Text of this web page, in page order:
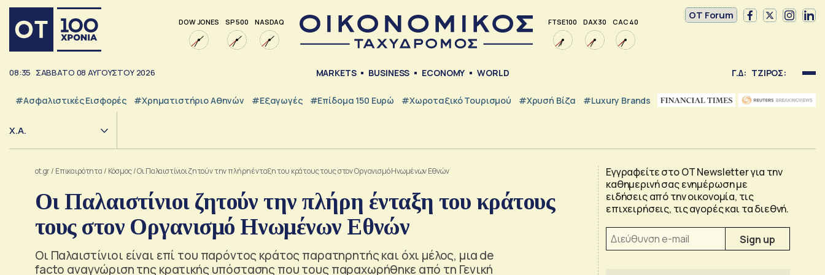
DOW JONES SP 500 NASDAQ FTSE 100 DAX 30 CAC 40
OT Forum
08:35 ΣΑΒΒΑΤΟ 08 ΑΥΓΟΥΣΤΟΥ 2026 MARKETS BUSINESS ECONOMY WORLD Γ.Δ: ΤΖΙΡΟΣ:
#Ασφαλιστικές Εισφορές #Χρηματιστήριο Αθηνών #εξαγωγές #Επίδομα 150 Ευρώ #Χωροταξικό Τουρισμού #Χρυσή Βίζα #luxury Brands
Χ.Α.
ot.gr/ Επικαιρότητα / Κόσμος/Οι Παλαιστίνιοι ζητούν την πλήρη ένταξη του κράτους τους στον Οργανισμό Ηνωμένων Εθνών
Οι Παλαιστίνιοι ζητούν την πλήρη ένταξη του κράτους
τους στον Οργανισμό Ηνωμένων Εθνών
Οι Παλαιστίνιοι είναι επί του παρόντος κράτος παρατηρητής και όχι μέλος, μια de
facto αναγνώριση της κρατικής υπόστασης που τους παραχωρήθηκε από τη Γενική
Εγγραφείτε στο OT Newsletter για την
καθημερινή σας ενημέρωση με
ειδήσεις από την οικονομία, τις
επιχειρήσεις, τις αγορές και τα διεθνή.